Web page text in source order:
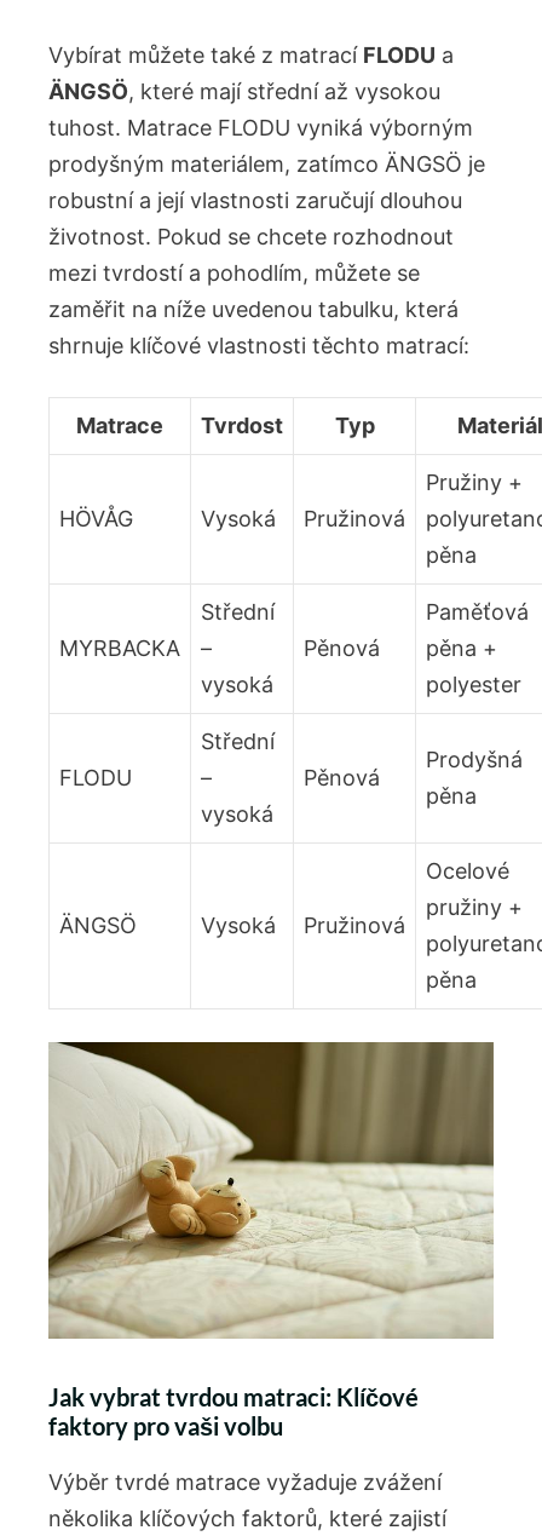
Vybírat​ můžete také z matrací FLODU a​
ÄNGSÖ, ​které mají ⁤střední až vysokou⁢
tuhost. Matrace FLODU vyniká výborným
prodyšným materiálem, zatímco ​ÄNGSÖ je
robustní‍ a⁢ její vlastnosti zaručují ‌dlouhou
životnost. Pokud se chcete rozhodnout
mezi tvrdostí a pohodlím, můžete ⁤se
zaměřit‍ na níže uvedenou tabulku, která
shrnuje klíčové vlastnosti těchto matrací:
Matrace Tvrdost Typ Materiál
HÖVÅG Vysoká Pružinová
Pružiny +
pěna
MYRBACKA
Střední
–
‍vysoká
Pěnová
Paměťová
pěna + ​
polyester
FLODU
Střední
–
vysoká
Pěnová
Prodyšná
pěna
ÄNGSÖ Vysoká Pružinová
Ocelové
pružiny +
pěna
Jak vybrat tvrdou matraci:⁤ Klíčové
faktory⁣ pro vaši volbu
Výběr tvrdé matrace vyžaduje zvážení
několika klíčových faktorů, které zajistí